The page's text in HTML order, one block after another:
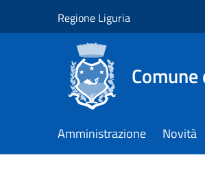
Regione Liguria
Amministrazione Novità